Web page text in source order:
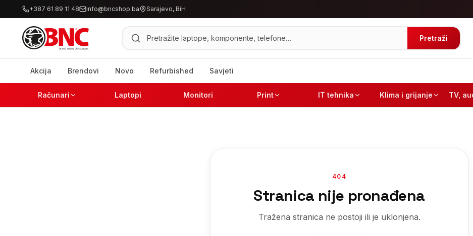
+387 61 89 11 48 info@bncshop.ba Sarajevo, BiH
Pretraži proizvode
Pretraži
Akcija Brendovi Novo Refurbished Savjeti
Računari Laptopi Monitori Print IT tehnika Klima i grijanje
404
Stranica nije pronađena
Tražena stranica ne postoji ili je uklonjena.